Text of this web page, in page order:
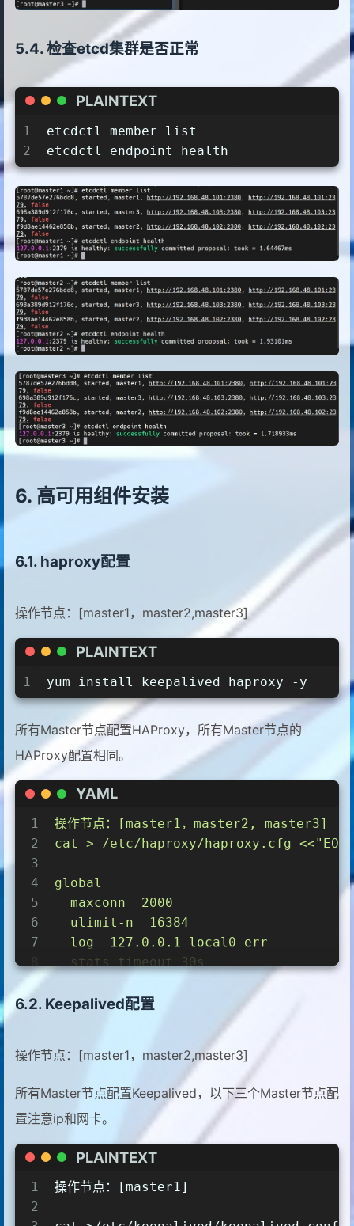
检查etcd集群是否正常
PLAINTEXT
1
2
etcdctl member list
etcdctl endpoint health
高可用组件安装
haproxy配置
操作节点：[master1，master2,master3]
PLAINTEXT
1 yum install keepalived haproxy -y
所有Master节点配置HAProxy，所有Master节点的
HAProxy配置相同。
YAML
1
2
3
4
5
6
7
8
10
13
15
16
17
18
19
20
21
操作节点：[master1，master2,
master3]
cat
> /etc/haproxy/haproxy.cfg <<"EOF"
global
maxconn
2000
ulimit-n
16384
log
127.0 .0 .1 local0
err
stats timeout 30s
defaults
option
httplog
connect
timeout client
50000
timeout
server
50000
timeout http-request 15s
timeout http-keep-alive
bind
*:33305
Keepalived配置
操作节点：[master1，master2,master3]
所有Master节点配置Keepalived，以下三个Master节点配
置注意ip和网卡。
PLAINTEXT
1
2
操作节点：[master1]